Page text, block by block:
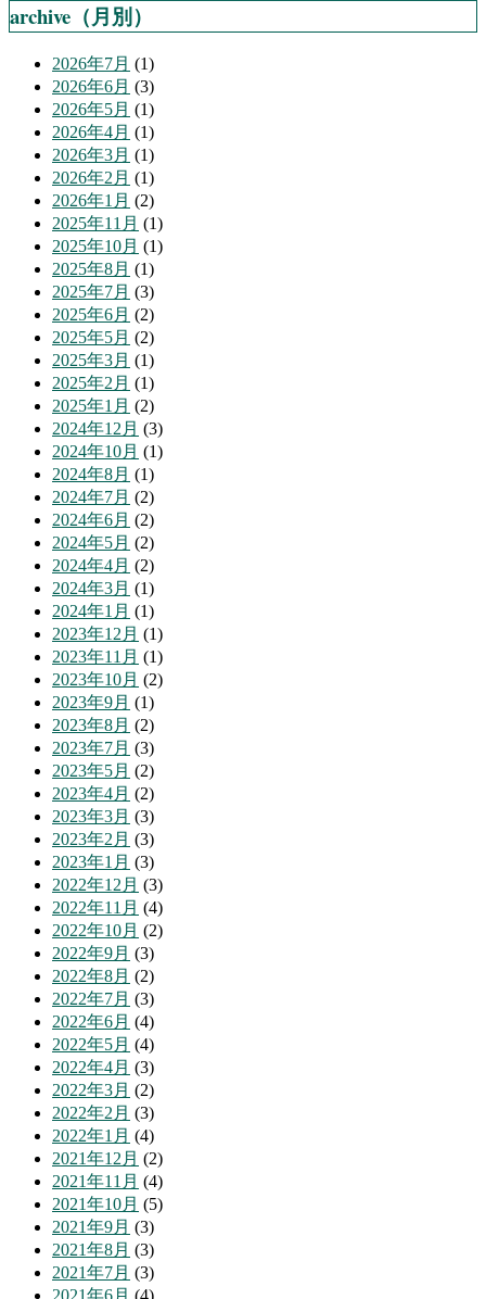
archive（月別）
2026年7月 (1)
2026年6月 (3)
2026年5月 (1)
2026年4月 (1)
2026年3月 (1)
2026年2月 (1)
2026年1月 (2)
2025年11月 (1)
2025年10月 (1)
2025年8月 (1)
2025年7月 (3)
2025年6月 (2)
2025年5月 (2)
2025年3月 (1)
2025年2月 (1)
2025年1月 (2)
2024年12月 (3)
2024年10月 (1)
2024年8月 (1)
2024年7月 (2)
2024年6月 (2)
2024年5月 (2)
2024年4月 (2)
2024年3月 (1)
2024年1月 (1)
2023年12月 (1)
2023年11月 (1)
2023年10月 (2)
2023年9月 (1)
2023年8月 (2)
2023年7月 (3)
2023年5月 (2)
2023年4月 (2)
2023年3月 (3)
2023年2月 (3)
2023年1月 (3)
2022年12月 (3)
2022年11月 (4)
2022年10月 (2)
2022年9月 (3)
2022年8月 (2)
2022年7月 (3)
2022年6月 (4)
2022年5月 (4)
2022年4月 (3)
2022年3月 (2)
2022年2月 (3)
2022年1月 (4)
2021年12月 (2)
2021年11月 (4)
2021年10月 (5)
2021年9月 (3)
2021年8月 (3)
2021年7月 (3)